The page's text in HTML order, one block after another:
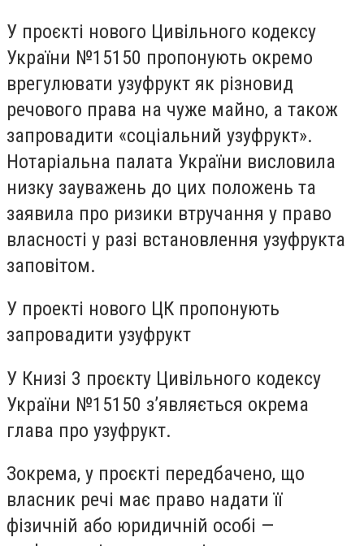
У проєкті нового Цивільного кодексу
України №15150 пропонують окремо
врегулювати узуфрукт як різновид
речового права на чуже майно, а також
запровадити «соціальний узуфрукт».
Нотаріальна палата України висловила
низку зауважень до цих положень та
заявила про ризики втручання у право
власності у разі встановлення узуфрукта
заповітом.
У проекті нового ЦК пропонують
запровадити узуфрукт
У Книзі 3 проєкту Цивільного кодексу
України №15150 з’являється окрема
глава про узуфрукт.
Зокрема, у проєкті передбачено, що
власник речі має право надати її
фізичній або юридичній особі —